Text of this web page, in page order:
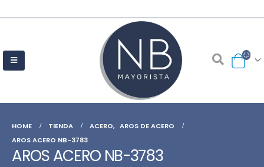
HOME TIENDA ACERO, AROS DE ACERO
AROS ACERO NB-3783
AROS ACERO NB-3783